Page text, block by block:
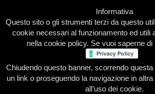
Home Presentazione Redazione
Informativa
Questo sito o gli strumenti terzi da questo
cookie necessari al funzionamento ed utili
nella cookie policy. Se vuoi saperne di
Chiudendo questo banner, scorrendo
un link o proseguendo la navigazione in
all’uso dei cookie.